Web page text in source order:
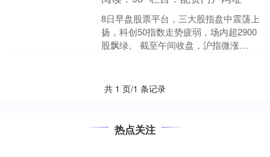
8日早盘股票平台，三大股指盘中震荡上
扬，科创50指数走势疲弱，场内超2900
股飘绿。 截至午间收盘，沪指微涨
共 1 页/1 条记录
热点关注